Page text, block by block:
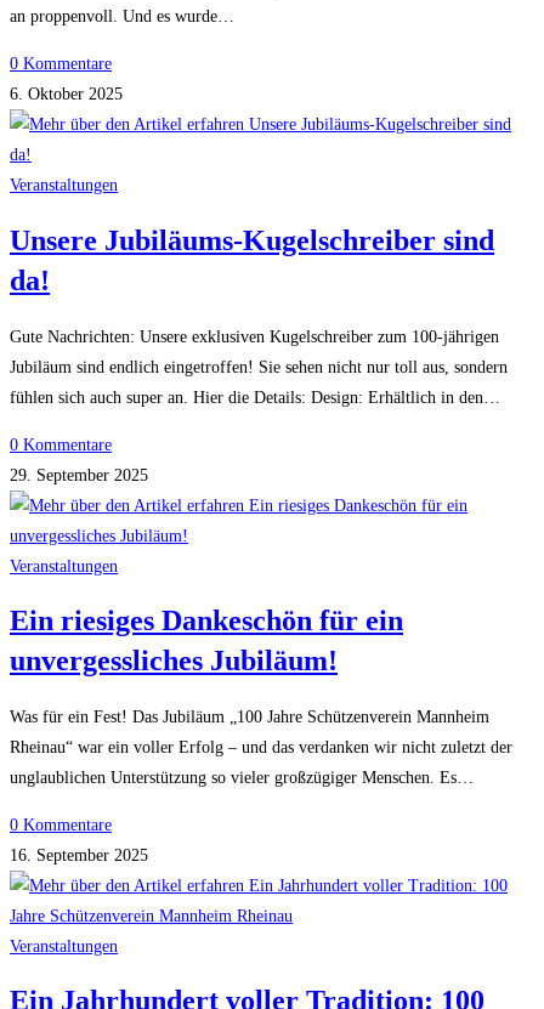
an proppenvoll. Und es wurde…
0 Kommentare
6. Oktober 2025
Veranstaltungen
Unsere Jubiläums-Kugelschreiber sind
da!
Gute Nachrichten: Unsere exklusiven Kugelschreiber zum 100-jährigen
Jubiläum sind endlich eingetroffen! Sie sehen nicht nur toll aus, sondern
fühlen sich auch super an. Hier die Details: Design: Erhältlich in den…
0 Kommentare
29. September 2025
Veranstaltungen
Ein riesiges Dankeschön für ein
unvergessliches Jubiläum!
Was für ein Fest! Das Jubiläum „100 Jahre Schützenverein Mannheim
Rheinau“ war ein voller Erfolg – und das verdanken wir nicht zuletzt der
unglaublichen Unterstützung so vieler großzügiger Menschen. Es…
0 Kommentare
16. September 2025
Veranstaltungen
Ein Jahrhundert voller Tradition: 100